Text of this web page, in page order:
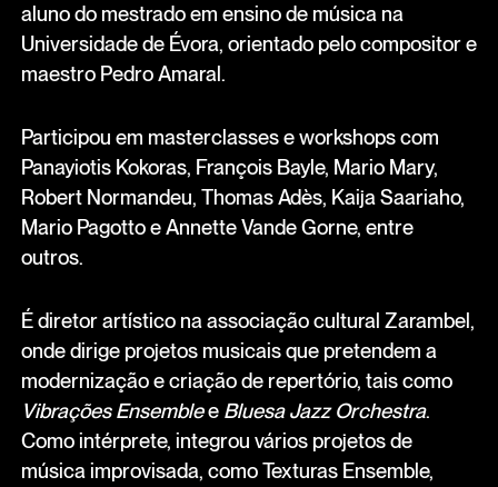
aluno do mestrado em ensino de música na
Universidade de Évora, orientado pelo compositor e
maestro Pedro Amaral.
Participou em masterclasses e workshops com
Panayiotis Kokoras, François Bayle, Mario Mary,
Robert Normandeu, Thomas Adès, Kaija Saariaho,
Mario Pagotto e Annette Vande Gorne, entre
outros.
É diretor artístico na associação cultural Zarambel,
onde dirige projetos musicais que pretendem a
modernização e criação de repertório, tais como
Vibrações Ensemblee Bluesa Jazz Orchestra.
Como intérprete, integrou vários projetos de
música improvisada, como Texturas Ensemble,